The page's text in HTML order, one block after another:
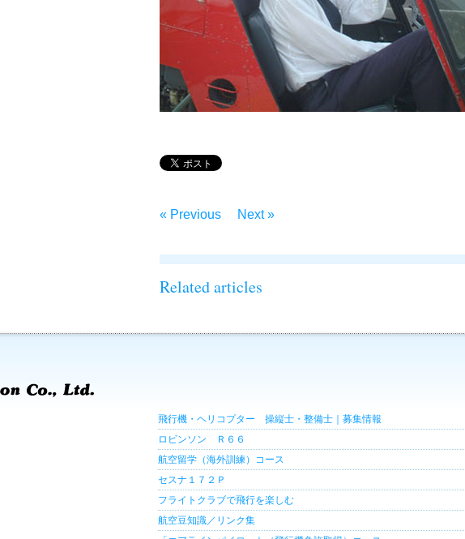
« Previous Next »
Related articles
飛行機・ヘリコプター 操縦士・整備士｜募集情報
ロビンソン Ｒ６６
航空留学（海外訓練）コース
セスナ１７２Ｐ
フライトクラブで飛行を楽しむ
航空豆知識／リンク集